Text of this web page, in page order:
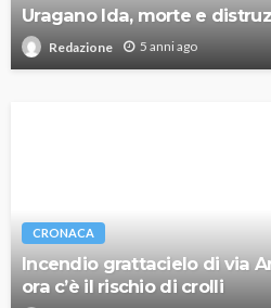
Uragano Ida, morte e
Redazione 5 anni ago
CRONACA
Incendio grattacielo di via
ora c’è il rischio di crolli